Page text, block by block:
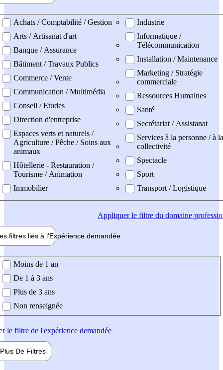
professionel
Achats / Comptabilité / Gestion
Arts / Artisanat d'art
Banque / Assurance
Bâtiment / Travaux Publics
Commerce / Vente
Communication / Multimédia
Conseil / Etudes
Direction d'entreprise
Espaces verts et naturels /
Agriculture / Pêche / Soins aux
animaux
Hôtellerie - Restauration /
Tourisme / Animation
Immobilier
Industrie
Informatique /
Télécommunication
Installation / Maintenance
Marketing / Stratégie
commerciale
Ressources Humaines
Santé
Secrétariat / Assistanat
Services à la personne / à la
collectivité
Spectacle
Sport
Transport / Logistique
Appliquerle filtre du domaine
filtres liés à l'Expérience demandée
demandée
Moins de 1 an
De 1 à 3 ans
Plus de 3 ans
Non renseignée
le filtre de l'expérience demandée
Plus De Filtres